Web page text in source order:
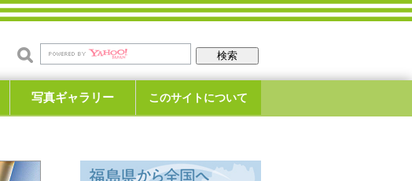
写真ギャラリー このサイトについて